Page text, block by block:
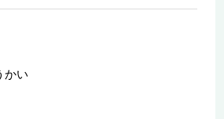
かい